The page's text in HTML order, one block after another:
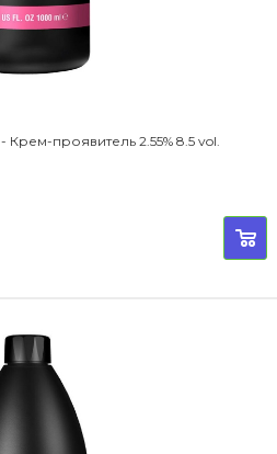
Tigi Copyright Colour Activator - Крем-проявитель 2.55% 8.5 vol.